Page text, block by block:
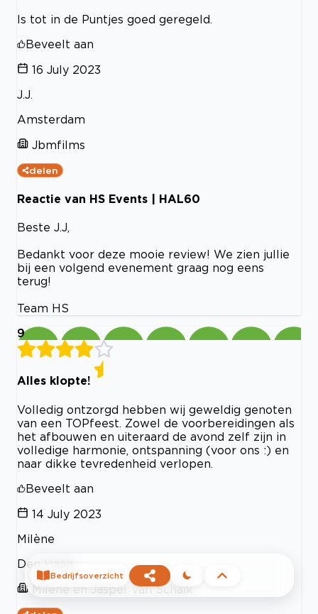
Is tot in de Puntjes goed geregeld.
Beveelt aan
16 July 2023
J.J.
Amsterdam
Jbmfilms
delen
Reactie van HS Events | HAL60
Beste J.J,
Bedankt voor deze mooie review! We zien jullie
bij een volgend evenement graag nog eens
terug!
Team HS
9
Alles klopte!
Volledig ontzorgd hebben wij geweldig genoten
van een TOPfeest. Zowel de voorbereidingen als
het afbouwen en uiteraard de avond zelf zijn in
volledige harmonie, ontspanning (voor ons :) en
naar dikke tevredenheid verlopen.
Beveelt aan
14 July 2023
Milène
Den Haag
Milene en Jasper van Schaik
Bedrijfsoverzicht